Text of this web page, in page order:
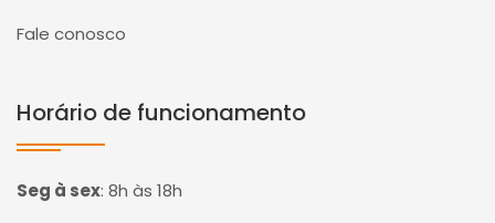
Fale conosco
Horário de funcionamento
Seg à sex: 8h às 18h